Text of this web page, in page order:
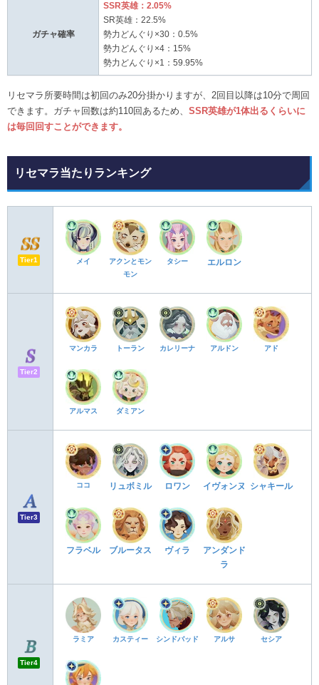
ガチャ確率
SSR英雄：2.05%
SR英雄：22.5%
勢力どんぐり×30：0.5%
勢力どんぐり×4：15%
勢力どんぐり×1：59.95%
リセマラ所要時間は初回のみ20分掛かりますが、2回目以降は10分で周回
できます。ガチャ回数は約110回あるため、 SSR英雄が1体出るくらいに
は毎回回すことができます。
リセマラ当たりランキング
Tier1 メイ
アクンとモン
モン
タシー エルロン
Tier2
マンカラ トーラン カレリーナ アルドン アド
アルマス ダミアン
Tier3
ココ リュボミル ロワン イヴォンヌ シャキール
フラベル ブルータス ヴィラ
アンダンド
ラ
Tier4
ラミア カスティー シンドバッド アルサ セシア